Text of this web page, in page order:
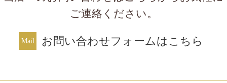
ご連絡ください。
お問い合わせフォームはこちら